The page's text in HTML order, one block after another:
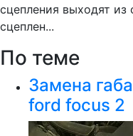
сцепления выходят из
сцеплен...
По теме
Замена
ford focus 2